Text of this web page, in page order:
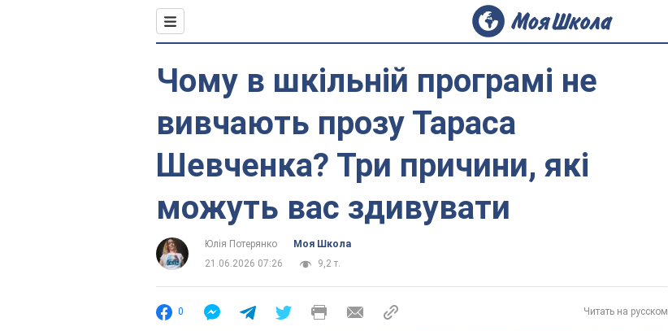
Чому в шкільній програмі не
вивчають прозу Тараса
Шевченка? Три причини, які
можуть вас здивувати
Юлія Потерянко
Моя Школа
21.06.2026 07:26
9,2 т.
0 Читать на русском